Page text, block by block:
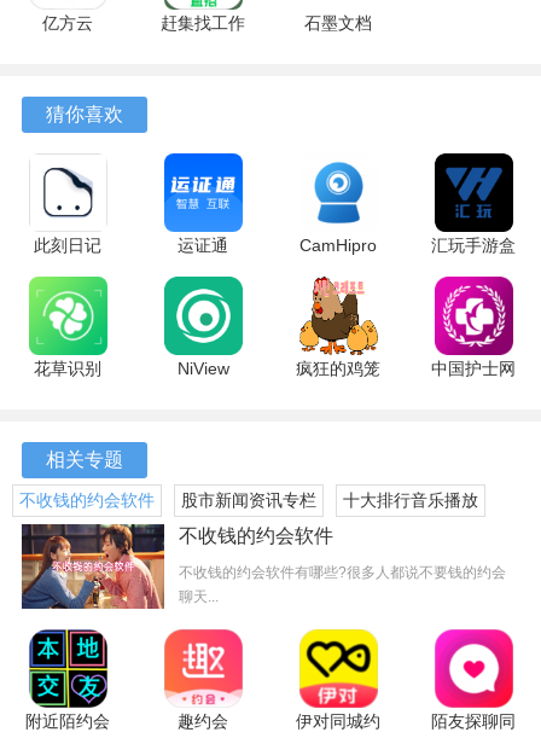
软件优势
1、全方位的文件处理能力
软件不仅支持文字识别，还具备PDF处理、图片格式转换等
多种功能，在一个平台上完成多种任务，减少了使用多个工
具的麻烦。
采用先进的图像识别技术，软件能够准确识别图片中的文
字，无论是打印文本还是手写内容，都能高效提取。
3、便捷的音频转文字功能
将录音文件直接转换为文字，节省了手动输入的时间，适合
会议记录和讲座内容的整理。
4、强大的修复和编辑功能
软件不仅能识别文字，还支持对老照片进行修复和上色，轻
亿方云
赶集找工作
石墨文档
猜你喜欢
此刻日记
2.2.1 安卓
版
运证通
3.0.4 最新
版
CamHipro
2.6.47 最新
版
汇玩手游盒
子 安卓版
花草识别
NiView
疯狂的鸡笼
中国护士网
相关专题
不收钱的约会软件 股市新闻资讯专栏
十大排行音乐播放
不收钱的约会软件
不收钱的约会软件有哪些?很多人都说不要钱的约会
聊天...
附近陌约会
趣约会
伊对同城约
陌友探聊同